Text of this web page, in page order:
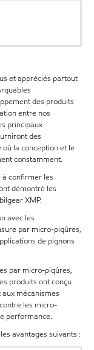
et appréciés partout
des produits
entre nos
principaux
des
la conception et le
constamment.
confirmer les
démontré les
XMP.
avec les
par micro-piqûres,
de pignons
par micro-piqûres,
produits ont conçu
mécanismes
les micro-
performance.
avantages suivants :